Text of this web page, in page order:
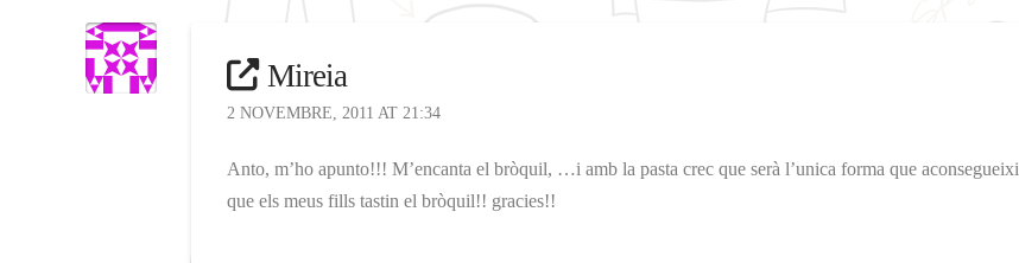
Mireia
2 NOVEMBRE, 2011 AT 21:34
Anto, m’ho apunto!!! M’encanta el bròquil, …i amb la pasta crec que serà l’unica forma que aconsegueixi
que els meus fills tastin el bròquil!! gracies!!